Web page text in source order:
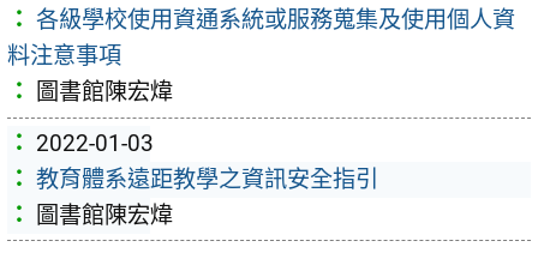
各級學校使用資通系統或服務蒐集及使用個人資
料注意事項
圖書館陳宏煒
2022-01-03
教育體系遠距教學之資訊安全指引
圖書館陳宏煒